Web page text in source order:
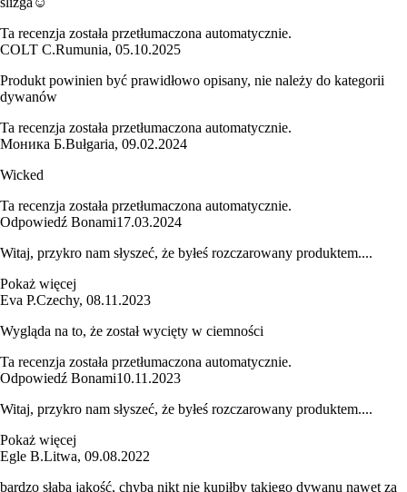
Ta recenzja została przetłumaczona automatycznie.
COLT C.Rumunia, 05.10.2025
Produkt powinien być prawidłowo opisany, nie należy do kategorii
dywanów
Ta recenzja została przetłumaczona automatycznie.
Моника Б.Bułgaria, 09.02.2024
Wicked
Ta recenzja została przetłumaczona automatycznie.
Odpowiedź Bonami17.03.2024
Witaj, przykro nam słyszeć, że byłeś rozczarowany produktem....
Pokaż więcej
Eva P.Czechy, 08.11.2023
Wygląda na to, że został wycięty w ciemności
Ta recenzja została przetłumaczona automatycznie.
Odpowiedź Bonami10.11.2023
Witaj, przykro nam słyszeć, że byłeś rozczarowany produktem....
Pokaż więcej
Egle B.Litwa, 09.08.2022
bardzo słaba jakość, chyba nikt nie kupiłby takiego dywanu nawet za